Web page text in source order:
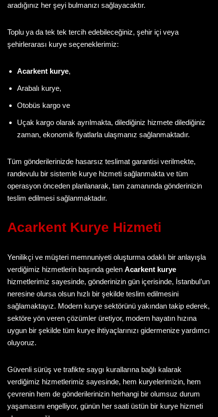
aradığınız her şeyi bulmanızı sağlayacaktır.
Toplu ya da tek tek tercih edebileceğiniz, şehir içi veya
şehirlerarası kurye seçeneklerimiz:
Acarkent kurye,
Arabalı kurye,
Otobüs kargo ve
Uçak kargo olarak ayrılmakta, dilediğiniz hizmete dilediğiniz
zaman, ekonomik fiyatlarla ulaşmanız sağlanmaktadır.
Tüm gönderilerinizde hasarsız teslimat garantisi verilmekte,
randevulu bir sistemle kurye hizmeti sağlanmakta ve tüm
operasyon önceden planlanarak, tam zamanında gönderinizin
teslim edilmesi sağlanmaktadır.
Acarkent Kurye Hizmeti
Yenilikçi ve müşteri memnuniyeti oluşturma odaklı bir anlayışla
verdiğimiz hizmetlerin başında gelen Acarkent kurye
hizmetlerimiz sayesinde, gönderinizin gün içerisinde, İstanbul’un
neresine olursa olsun hızlı bir şekilde teslim edilmesini
sağlamaktayız. Modern kurye sektörünü yakından takip ederek,
sektöre yön veren çözümler üretiyor, modern hayatın hızına
uygun bir şekilde tüm kurye ihtiyaçlarınızı gidermenize yardımcı
oluyoruz.
Güvenli sürüş ve trafikte saygı kurallarına bağlı kalarak
verdiğimiz hizmetlerimiz sayesinde, hem kuryelerimizin, hem
çevrenin hem de gönderilerinizin herhangi bir olumsuz durum
yaşamasını engelliyor, günün her saati üstün bir kurye hizmeti